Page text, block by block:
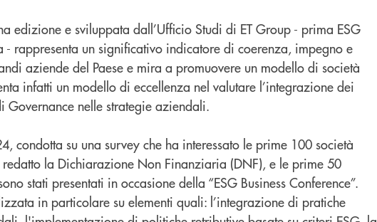
edizione e sviluppata dall’Ufficio Studi di ET Group - prima ESG
rappresenta un significativo indicatore di coerenza, impegno e
aziende del Paese e mira a promuovere un modello di società
infatti un modello di eccellenza nel valutare l’integrazione dei
nelle strategie aziendali.
condotta su una survey che ha interessato le prime 100 società
redatto la Dichiarazione Non Finanziaria (DNF), e le prime 50
stati presentati in occasione della “ESG Business Conference”.
in particolare su elementi quali: l’integrazione di pratiche